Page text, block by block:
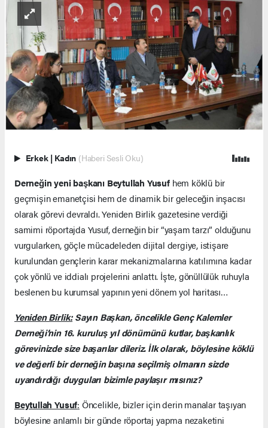
Erkek | Kadın (Haberi Sesli Oku)
Derneğin yeni başkanı Beytullah Yusufhem köklü bir
geçmişin emanetçisi hem de dinamik bir geleceğin inşacısı
olarak görevi devraldı. Yeniden Birlik gazetesine verdiği
samimi röportajda Yusuf, derneğin bir “yaşam tarzı” olduğunu
vurgularken, göçle mücadeleden dijital dergiye, istişare
kurulundan gençlerin karar mekanizmalarına katılımına kadar
çok yönlü ve iddialı projelerini anlattı. İşte, gönüllülük ruhuyla
beslenen bu kurumsal yapının yeni dönem yol haritası…
Yeniden Birlik:Sayın Başkan, öncelikle Genç Kalemler
Derneği’nin 16. kuruluş yıl dönümünü kutlar, başkanlık
görevinizde size başarılar dileriz. İlk olarak, böylesine köklü
ve değerli bir derneğin başına seçilmiş olmanın sizde
uyandırdığı duyguları bizimle paylaşır mısınız?
Beytullah Yusuf: Öncelikle, bizler için derin manalar taşıyan
böylesine anlamlı bir günde röportaj yapma nezaketini